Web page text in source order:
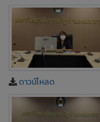
ดาวน์โหลด